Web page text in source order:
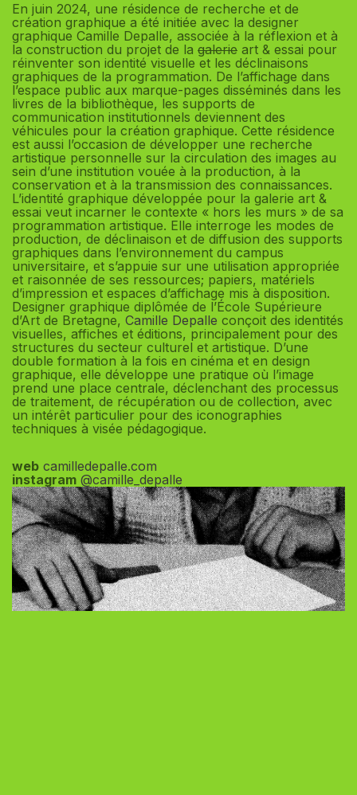
En juin 2024, une résidence de recherche et de
création graphique a été initiée avec la designer
graphique Camille Depalle, associée à la réflexion et à
la construction du projet de la galerie art & essai pour
réinventer son identité visuelle et les déclinaisons
graphiques de la programmation. De l’affichage dans
l’espace public aux marque-pages disséminés dans les
livres de la bibliothèque, les supports de
communication institutionnels deviennent des
véhicules pour la création graphique. Cette résidence
est aussi l’occasion de développer une recherche
artistique personnelle sur la circulation des images au
sein d’une institution vouée à la production, à la
conservation et à la transmission des connaissances.
L’identité graphique développée pour la galerie art &
essai veut incarner le contexte « hors les murs » de sa
programmation artistique. Elle interroge les modes de
production, de déclinaison et de diffusion des supports
graphiques dans l’environnement du campus
universitaire, et s’appuie sur une utilisation appropriée
et raisonnée de ses ressources; papiers, matériels
d’impression et espaces d’affichage mis à disposition.
Designer graphique diplômée de l’École Supérieure
d’Art de Bretagne, Camille Depalle conçoit des identités
visuelles, affiches et éditions, principalement pour des
structures du secteur culturel et artistique. D’une
double formation à la fois en cinéma et en design
graphique, elle développe une pratique où l’image
prend une place centrale, déclenchant des processus
de traitement, de récupération ou de collection, avec
un intérêt particulier pour des iconographies
techniques à visée pédagogique.
web camilledepalle.com
instagram @camille_depalle